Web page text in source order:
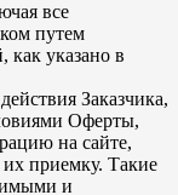
все
путем
как указано в
Заказчика,
Оферты,
на сайте,
приемку. Такие
и